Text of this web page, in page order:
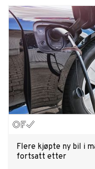
Flere kjøpte ny bil i
fortsatt etter